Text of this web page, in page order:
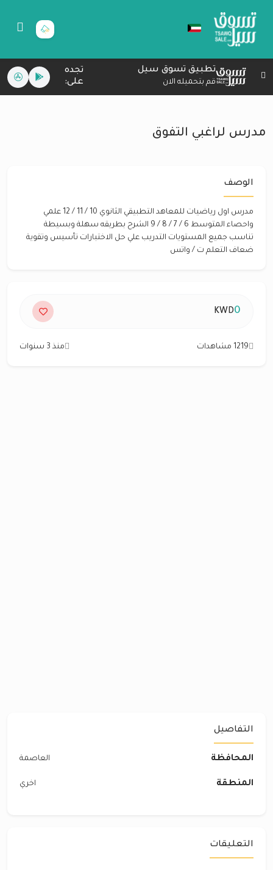
تطبيق تسوق سيل
قم بتحميله الان
تجده
على:
مدرس لراغبي التفوق
الوصف
مدرس اول رياضيات للمعاهد التطبيقي الثانوي 10 / 11 / 12 علمي
واحصاء المتوسط 6 / 7 / 8 / 9 الشرح بطريقه سهلة وبسيطة
تناسب جميع المستويات التدريب علي حل الاختبارات تأسيس وتقوية
ضعاف التعلم ت / واتس
0
KWD
1219 مشاهدات منذ 3 سنوات
التفاصيل
المحافظة العاصمة
المنطقة اخري
التعليقات